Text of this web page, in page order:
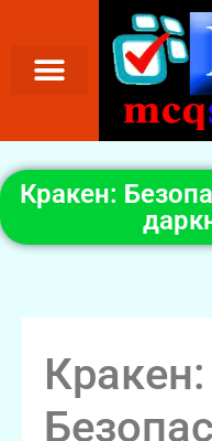
Кракен:
Кракен: